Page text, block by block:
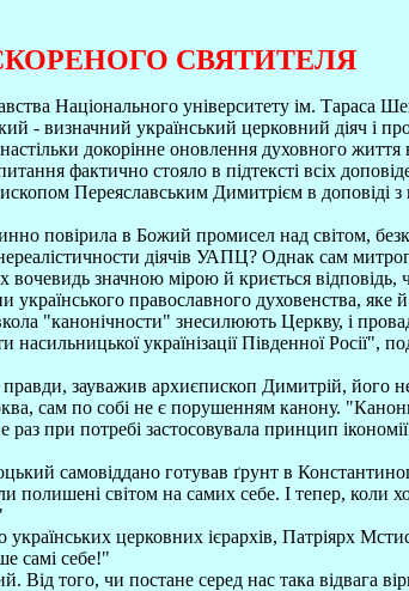
СВЯТИТЕЛЯ
Національного університету ім. Тараса
- визначний український церковний діяч і
докорінне оновлення духовного
фактично стояло в підтексті всіх
Переяславським Димитрієм в
повірила в Божий промисел над світом,
діячів УАПЦ? Однак сам
значною мірою й криється
православного духовенства, яке
"канонічности" знесилюють Церкву, і
українізації Південної
зауважив архиєпископ Димитрій,
сам по собі не є порушенням канону.
при потребі застосовувала принцип
самовіддано готував ґрунт в
світом на самих себе. І тепер, коли
церковних ієрархів, Патріярх
самі себе!"
того, чи постане серед нас така відвага